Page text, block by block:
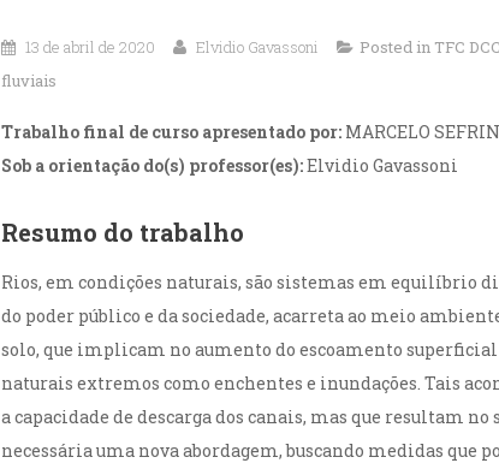
13 de abril de 2020 Elvidio Gavassoni Posted in TFC DCC
fluviais
Trabalho final de curso apresentado por: MARCELO
Sob a orientação do(s) professor(es):Elvidio Gavassoni
Resumo do trabalho
Rios, em condições naturais, são sistemas em equilíbrio
do poder público e da sociedade, acarreta ao meio
solo, que implicam no aumento do escoamento
naturais extremos como enchentes e inundações. Tais
a capacidade de descarga dos canais, mas que resultam
necessária uma nova abordagem, buscando medidas